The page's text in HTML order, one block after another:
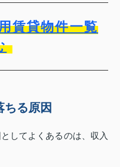
賃貸物件一覧
ちる原因
してよくあるのは、収入